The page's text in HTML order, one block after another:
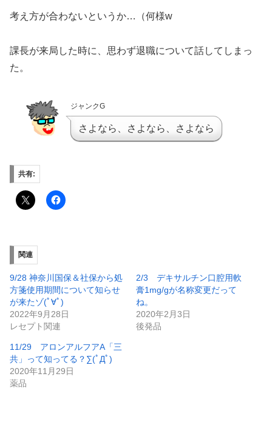
考え方が合わないというか…（何様w
課長が来局した時に、思わず退職について話してしまっ
た。
ジャンクG
さよなら、さよなら、さよなら
共有:
関連
9/28 神奈川国保＆社保から処
方箋使用期間について知らせ
が来たゾ(ﾟ∀ﾟ)
2022年9月28日
レセプト関連
2/3 デキサルチン口腔用軟
膏1mg/gが名称変更だって
ね。
2020年2月3日
後発品
11/29 アロンアルフアA「三
共」って知ってる？∑(ﾟДﾟ)
2020年11月29日
薬品